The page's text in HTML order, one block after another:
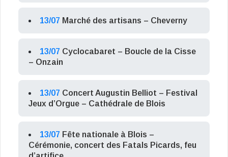
13/07 Marché des artisans – Cheverny
13/07 Cyclocabaret – Boucle de la Cisse
– Onzain
13/07 Concert Augustin Belliot – Festival
Jeux d’Orgue – Cathédrale de Blois
13/07 Fête nationale à Blois –
Cérémonie, concert des Fatals Picards, feu